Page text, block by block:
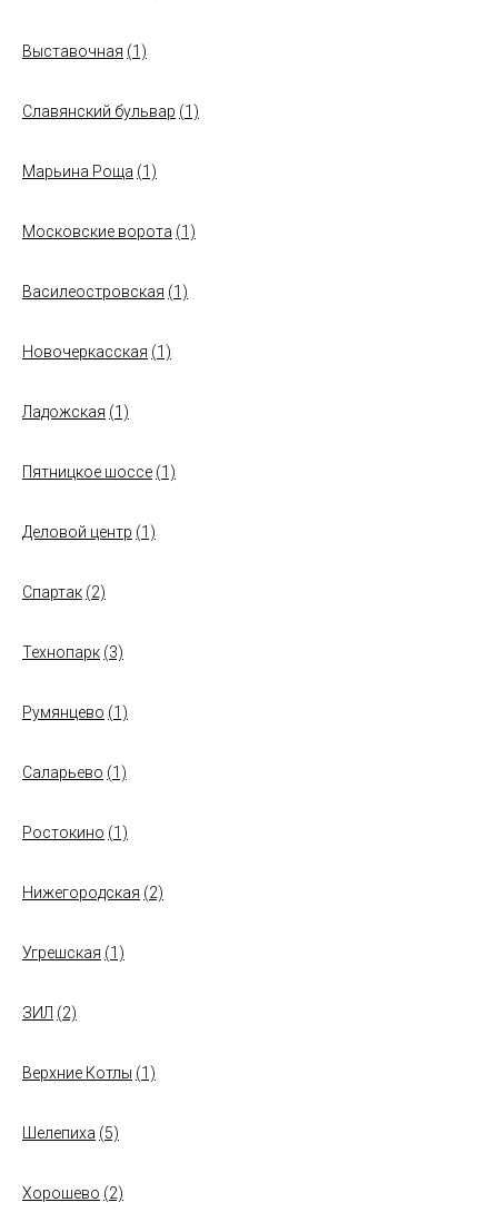
Выставочная (1)
Славянский бульвар (1)
Марьина Роща (1)
Московские ворота (1)
Василеостровская (1)
Новочеркасская (1)
Ладожская (1)
Пятницкое шоссе (1)
Деловой центр (1)
Спартак (2)
Технопарк (3)
Румянцево (1)
Саларьево (1)
Ростокино (1)
Нижегородская (2)
Угрешская (1)
ЗИЛ (2)
Верхние Котлы (1)
Шелепиха (5)
Хорошево (2)